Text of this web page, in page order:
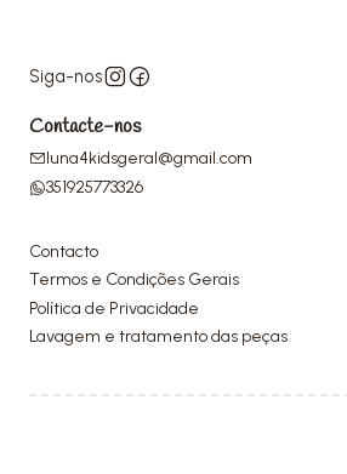
Siga-nos
Contacte-nos
luna4kidsgeral@gmail.com
351925773326
Contacto
Termos e Condições Gerais
Política de Privacidade
Lavagem e tratamento das peças